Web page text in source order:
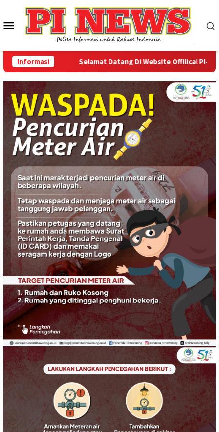
konten
Menu
Mobile
Informasi Selamat Datang Di Website Offilical PI-